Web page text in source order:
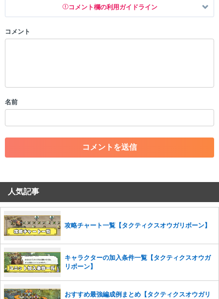
コメント欄の利用ガイドライン
以下の書き込みを禁止とし、場合によってはコメント削除や書き込み制
・一度削除された投稿を再び投稿すること
・アカウントの売買など金銭が絡む内容の投稿
・各ゲームのネタバレを含む内容の投稿
・その他、管理者が不適切と判断した投稿
コメントの削除を申請する
せていただきます。ご了承ください。
※一度削除したコメントは復元ができませんのでご注意くだ
さい。
った場合は、法的措置をとらせていただく場合もございますので、あら
かじめご理解くださいませ。
コメント
名前
人気記事
攻略チャート一覧【タクティクスオウガリボーン】
キャラクターの加入条件一覧【タクティクスオウガ
リボーン】
おすすめ最強編成例まとめ【タクティクスオウガリ